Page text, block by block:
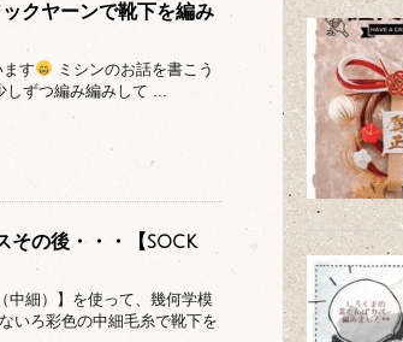
クヤーンで靴下を編み
す
ミシンのお話を書こう
ずつ編み編みして ...
その後・・・【sock
中細）】を使って、幾何学模
いろ彩色の中細毛糸で靴下を